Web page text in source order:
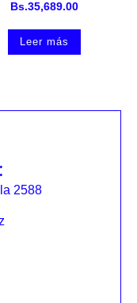
Bs.35,689.00
Leer más
2588